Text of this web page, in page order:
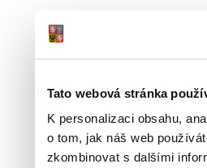
Tato webová stránka
K personalizaci obsahu,
o tom, jak náš web
zkombinovat s dalšími